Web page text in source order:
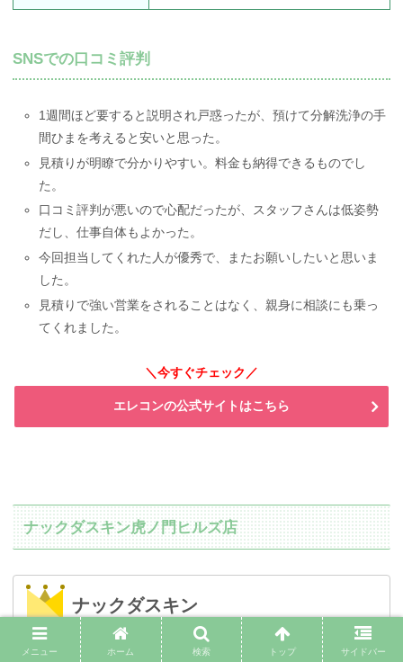
SNSでの口コミ評判
1週間ほど要すると説明され戸惑ったが、預けて分解洗浄の手
間ひまを考えると安いと思った。
見積りが明瞭で分かりやすい。料金も納得できるものでし
た。
口コミ評判が悪いので心配だったが、スタッフさんは低姿勢
だし、仕事自体もよかった。
今回担当してくれた人が優秀で、またお願いしたいと思いま
した。
見積りで強い営業をされることはなく、親身に相談にも乗っ
てくれました。
＼今すぐチェック／
エレコンの公式サイトはこちら
ナックダスキン虎ノ門ヒルズ店
ナックダスキン
メニュー ホーム 検索 トップ サイドバー